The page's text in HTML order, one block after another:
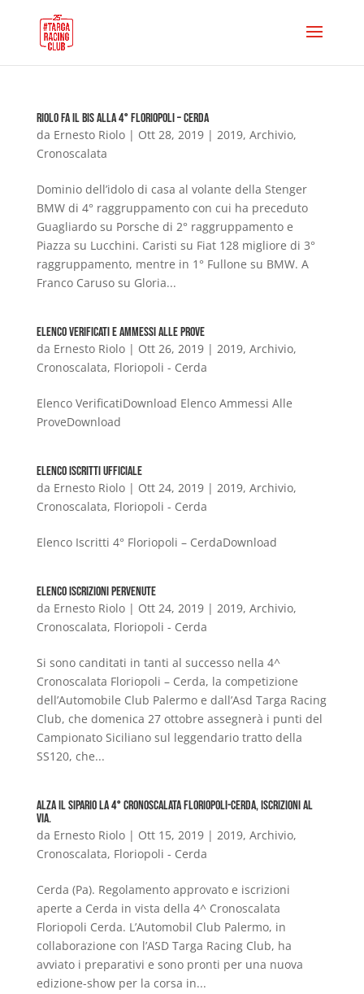
Riolo fa il bis alla 4° Floriopoli – Cerda
da Ernesto Riolo| Ott 28, 2019| 2019, Archivio,
Cronoscalata
Dominio dell’idolo di casa al volante della Stenger
BMW di 4° raggruppamento con cui ha preceduto
Guagliardo su Porsche di 2° raggruppamento e
Piazza su Lucchini. Caristi su Fiat 128 migliore di 3°
raggruppamento, mentre in 1° Fullone su BMW. A
Franco Caruso su Gloria...
Elenco Verificati e Ammessi alle Prove
da Ernesto Riolo| Ott 26, 2019| 2019, Archivio,
Cronoscalata, Floriopoli - Cerda
Elenco VerificatiDownload Elenco Ammessi Alle
ProveDownload
Elenco Iscritti Ufficiale
da Ernesto Riolo| Ott 24, 2019| 2019, Archivio,
Cronoscalata, Floriopoli - Cerda
Elenco Iscritti 4° Floriopoli – CerdaDownload
Elenco Iscrizioni Pervenute
da Ernesto Riolo| Ott 24, 2019| 2019, Archivio,
Cronoscalata, Floriopoli - Cerda
Si sono canditati in tanti al successo nella 4^
Cronoscalata Floriopoli – Cerda, la competizione
dell’Automobile Club Palermo e dall’Asd Targa Racing
Club, che domenica 27 ottobre assegnerà i punti del
Campionato Siciliano sul leggendario tratto della
SS120, che...
Alza il sipario la 4° Cronoscalata Floriopoli-Cerda, iscrizioni al
via.
da Ernesto Riolo| Ott 15, 2019| 2019, Archivio,
Cronoscalata, Floriopoli - Cerda
Cerda (Pa). Regolamento approvato e iscrizioni
aperte a Cerda in vista della 4^ Cronoscalata
Floriopoli Cerda. L’Automobil Club Palermo, in
collaborazione con l’ASD Targa Racing Club, ha
avviato i preparativi e sono pronti per una nuova
edizione-show per la corsa in...